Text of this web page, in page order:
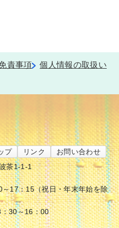
責事項
個人情報の取扱い
プ リンク
お問い合わせ
茶1-1-1
17：15（祝日・年末年始を除
30～16：00